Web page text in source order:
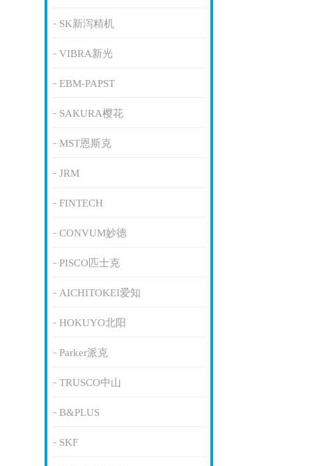
SK新泻精机
VIBRA新光
EBM-PAPST
SAKURA樱花
MST恩斯克
JRM
FINTECH
CONVUM妙德
PISCO匹士克
AICHITOKEI爱知
HOKUYO北阳
Parker派克
TRUSCO中山
B&PLUS
SKF